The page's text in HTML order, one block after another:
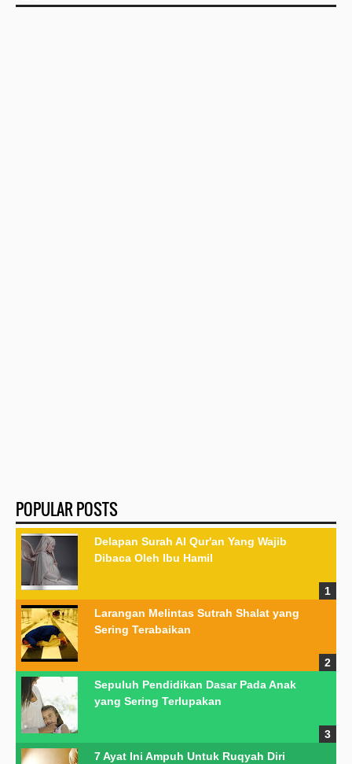
POPULAR POSTS
Delapan Surah Al Qur'an Yang Wajib
Dibaca Oleh Ibu Hamil
Larangan Melintas Sutrah Shalat yang
Sering Terabaikan
Sepuluh Pendidikan Dasar Pada Anak
yang Sering Terlupakan
7 Ayat Ini Ampuh Untuk Ruqyah Diri